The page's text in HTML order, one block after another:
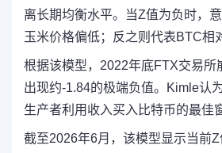
离长期均衡水平。当Z值为负时，
玉米价格偏低；反之则代表BTC相
根据该模型，2022年底FTX交易所
出现约-1.84的极端负值。Kimle认
生产者利用 收入买入比特币的最佳
截至2026年6月，该模型显示当前